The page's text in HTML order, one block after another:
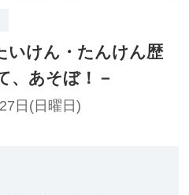
いけん・たんけん歴
、あそぼ！－
日(日曜日)